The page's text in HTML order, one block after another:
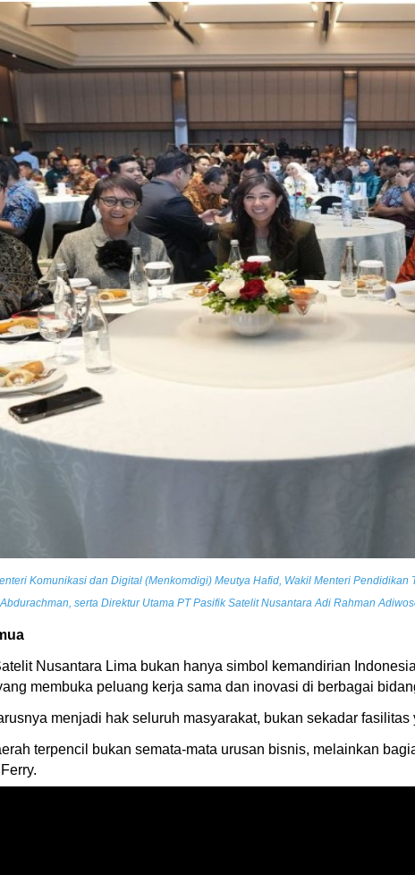
Komunikasi dan Digital (Menkomdigi) Meutya Hafid, Wakil Menteri
serta Direktur Utama PT Pasifik Satelit Nusantara Adi Rahman
Nusantara Lima bukan hanya simbol kemandirian
membuka peluang kerja sama dan inovasi di berbagai
menjadi hak seluruh masyarakat, bukan sekadar
terpencil bukan semata-mata urusan bisnis, melainkan